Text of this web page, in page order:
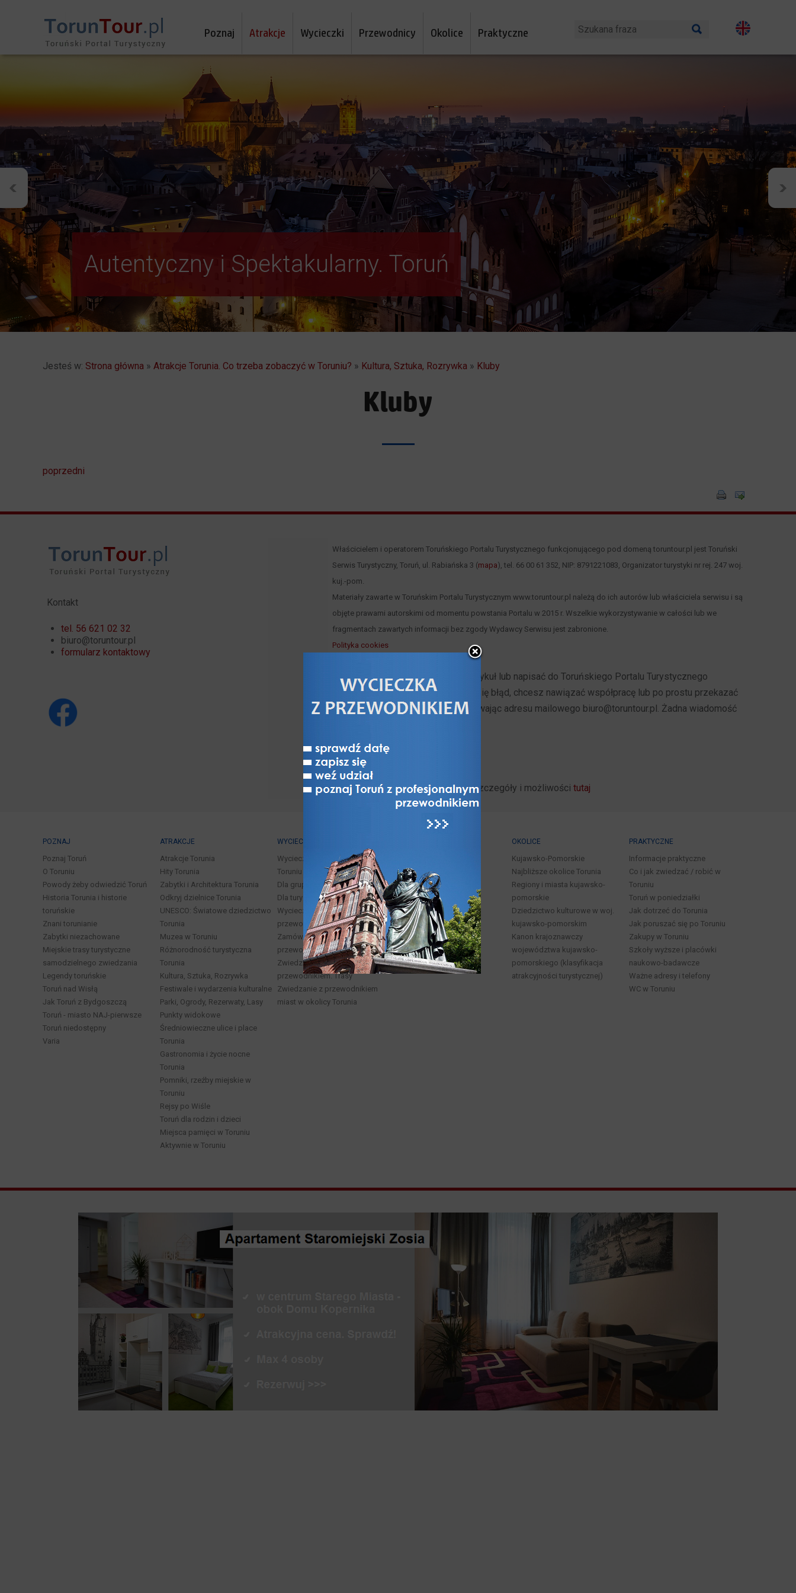
Poznaj Atrakcje Wycieczki Przewodnicy Okolice Praktyczne
Autentyczny i Spektakularny. Toruń
Jesteś w: Strona główna » Atrakcje Torunia. Co trzeba zobaczyć w Toruniu? » Kultura, Sztuka, Rozrywka » Kluby
Kluby
poprzedni
Kontakt
tel. 56 621 02 32
biuro@toruntour.pl
formularz kontaktowy
Właścicielem i operatorem Toruńskiego Portalu Turystycznego funkcjonującego pod domeną toruntour.pl jest Toruński
Serwis Turystyczny, Toruń, ul. Rabiańska 3 (mapa), tel. 66 00 61 352, NIP: 8791221083, Organizator turystyki nr rej. 247 woj.
kuj.-pom.
Materiały zawarte w Toruńskim Portalu Turystycznym www.toruntour.pl należą do ich autorów lub właściciela serwisu i są
objęte prawami autorskimi od momentu powstania Portalu w 2015 r. Wszelkie wykorzystywanie w całości lub we
fragmentach zawartych informacji bez zgody Wydawcy Serwisu jest zabronione.
Polityka cookies
Jeżeli chcesz opublikować swój artykuł lub napisać do Toruńskiego Portalu Turystycznego
ponieważ gdzieś do tekstu wkradł się błąd, chcesz nawiązać współpracę lub po prostu przekazać
swoją opinię, możesz to zrobić używając adresu mailowego biuro@toruntour.pl. Żadna wiadomość
Zostań naszym patronem. Poznaj szczegóły i możliwości tutaj
POZNAJ
Poznaj Toruń
O Toruniu
Powody żeby odwiedzić Toruń
Historia Torunia i historie
toruńskie
Znani torunianie
Zabytki niezachowane
Miejskie trasy turystyczne
samodzielnego zwiedzania
Legendy toruńskie
Toruń nad Wisłą
Jak Toruń z Bydgoszczą
Toruń - miasto NAJ-pierwsze
Toruń niedostępny
Varia
ATRAKCJE
Atrakcje Torunia
Hity Torunia
Zabytki i Architektura Torunia
Odkryj dzielnice Torunia
UNESCO: Światowe dziedzictwo
Torunia
Muzea w Toruniu
Różnorodność turystyczna
Torunia
Kultura, Sztuka, Rozrywka
Festiwale i wydarzenia kulturalne
Parki, Ogrody, Rezerwaty, Lasy
Punkty widokowe
Średniowieczne ulice i place
Torunia
Gastronomia i życie nocne
Torunia
Pomniki, rzeźby miejskie w
Toruniu
Rejsy po Wiśle
Toruń dla rodzin i dzieci
Miejsca pamięci w Toruniu
Aktywnie w Toruniu
WYCIECZKI
Wycieczki z przewodnikiem po
Toruniu i okolicach
Dla grup zorganizowanych
Dla turystów indywidualnych
Wycieczki dla rodzin i dzieci z
przewodnikiem po Toruniu
Zamów wycieczkę /
przewodnika
Zwiedzanie Torunia z
przewodnikiem. Trasy
Zwiedzanie z przewodnikiem
miast w okolicy Torunia
OKOLICE
Kujawsko-Pomorskie
Najbliższe okolice Torunia
Regiony i miasta kujawsko-
pomorskie
Dziedzictwo kulturowe w woj.
kujawsko-pomorskim
Kanon krajoznawczy
województwa kujawsko-
pomorskiego (klasyfikacja
atrakcyjności turystycznej)
PRAKTYCZNE
Informacje praktyczne
Co i jak zwiedzać / robić w
Toruniu
Toruń w poniedziałki
Jak dotrzeć do Torunia
Jak poruszać się po Toruniu
Zakupy w Toruniu
Szkoły wyższe i placówki
naukowo-badawcze
Ważne adresy i telefony
WC w Toruniu